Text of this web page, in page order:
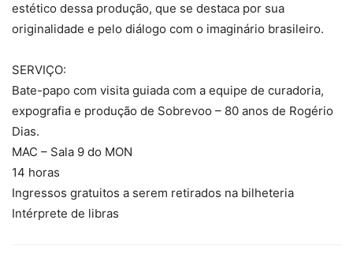
estético dessa produção, que se destaca por sua
originalidade e pelo diálogo com o imaginário brasileiro.
SERVIÇO:
Bate-papo com visita guiada com a equipe de curadoria,
expografia e produção de Sobrevoo – 80 anos de Rogério
Dias.
MAC – Sala 9 do MON
14 horas
Ingressos gratuitos a serem retirados na bilheteria
Intérprete de libras